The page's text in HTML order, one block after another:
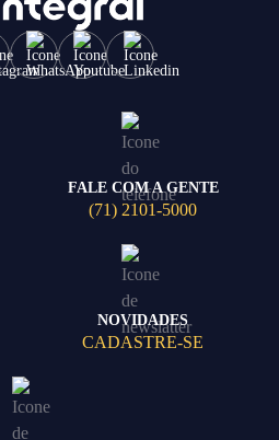
FALE COM A GENTE
(71) 2101-5000
NOVIDADES
CADASTRE-SE